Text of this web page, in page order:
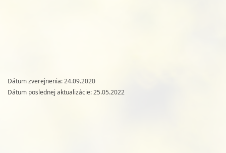
Dátum zverejnenia: 24.09.2020
Dátum poslednej aktualizácie:25.05.2022